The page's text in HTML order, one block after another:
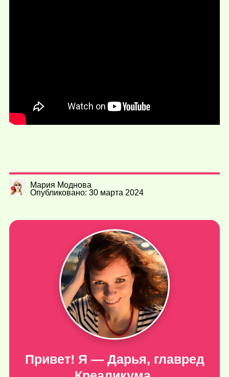
Мария Моднова
Опубликовано: 30 марта 2024
Привет! Я — Дарья, главред